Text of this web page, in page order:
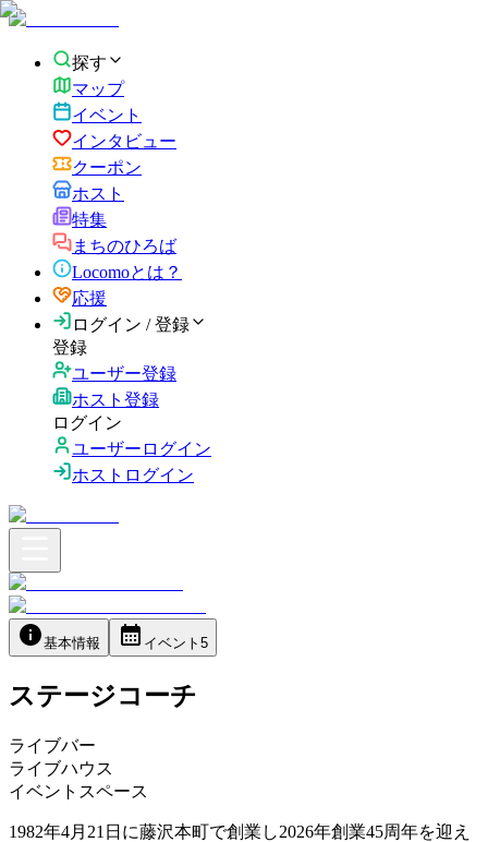
探す
マップ
イベント
インタビュー
クーポン
ホスト
特集
まちのひろば
Locomoとは？
応援
ログイン / 登録
登録
ユーザー登録
ホスト登録
ログイン
ユーザーログイン
ホストログイン
基本情報 イベント 5
ステージコーチ
ライブバー
ライブハウス
イベントスペース
1982年4月21日に藤沢本町で創業し2026年創業45周年を迎え